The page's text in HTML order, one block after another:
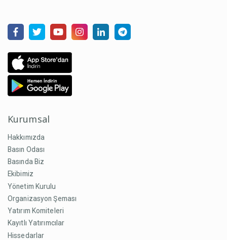
Kurumsal
Hakkımızda
Basın Odası
Basında Biz
Ekibimiz
Yönetim Kurulu
Organizasyon Şeması
Yatırım Komiteleri
Kayıtlı Yatırımcılar
Hissedarlar